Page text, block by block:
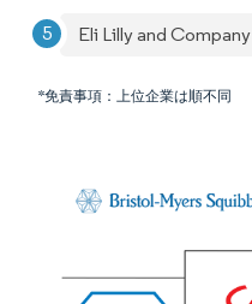
Eli Lilly and Company
*免責事項：上位企業は順不同